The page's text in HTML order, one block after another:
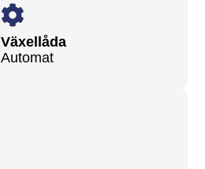
Växellåda
Automat